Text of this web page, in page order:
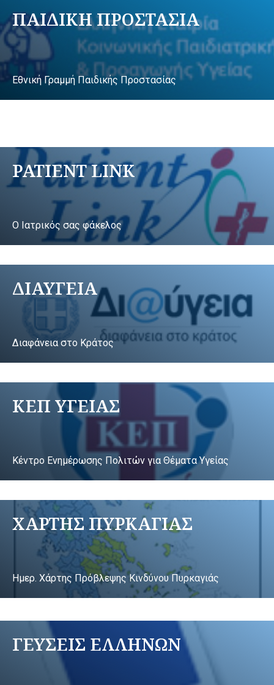
ΠΑΙΔΙΚΗ ΠΡΟΣΤΑΣΙΑ
Εθνική Γραμμή Παιδικής Προστασίας
PATIENT LINK
Ο Ιατρικός σας φάκελος
ΔΙΑΥΓΕΙΑ
Διαφάνεια στο Κράτος
ΚΕΠ ΥΓΕΙΑΣ
Κέντρο Ενημέρωσης Πολιτών για Θέματα Υγείας
ΧΑΡΤΗΣ ΠΥΡΚΑΓΙΑΣ
Ημερ. Χάρτης Πρόβλεψης Κινδύνου Πυρκαγιάς
ΓΕΥΣΕΙΣ ΕΛΛΗΝΩΝ